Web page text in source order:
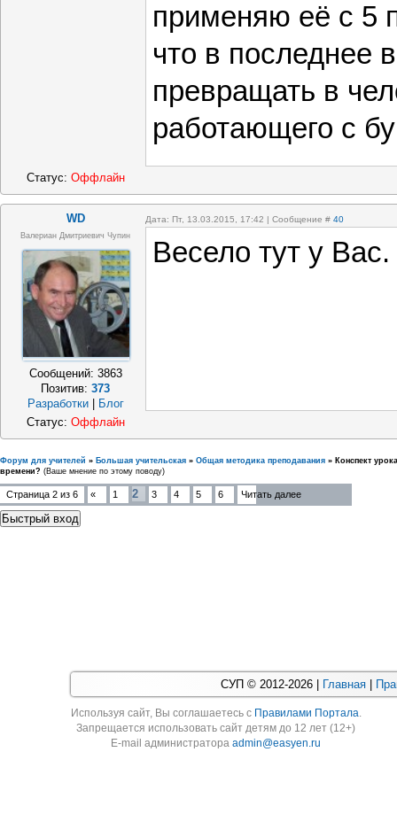
применяю её с 5
что в последнее
превращать в
работающего с
Статус: Оффлайн
WD Дата: Пт, 13.03.2015, 17:42 | Сообщение # 40
Валериан Дмитриевич Чупин
Сообщений: 3863
Позитив:373
Разработки
Блог
Весело тут у
Статус: Оффлайн
Форум для учителей » Большая учительская » Общая методика преподавания » Конспект
времени? (Ваше мнение по этому поводу)
Страница 2 из 6 « 1 2 3 4 5 6 Читать далее
СУП © 2012-2026 | Главная
Используя cайт, Вы соглашаетесь с Правилами Портала.
Запрещается использовать сайт детям до 12 лет (12+)
E-mail администратораadmin@easyen.ru